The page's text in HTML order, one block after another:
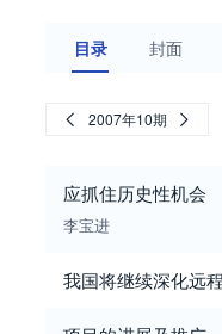
目录 封面
2007年10期
应抓住历史性机会
李宝进
我国将继续深化远